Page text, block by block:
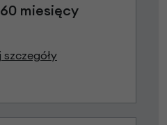
miesięcy
szczegóły